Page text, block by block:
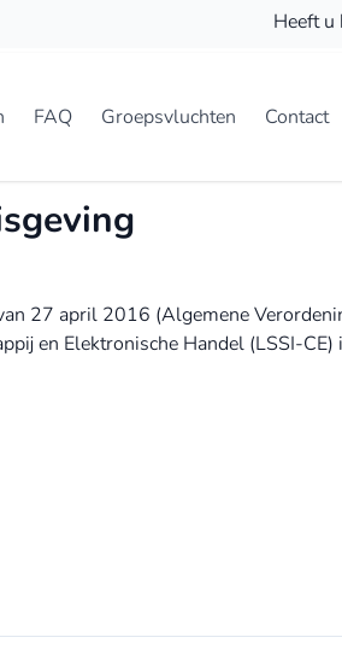
Heeft u
FAQ Groepsvluchten Contact
27 april 2016 (Algemene
en Elektronische Handel (LSSI-